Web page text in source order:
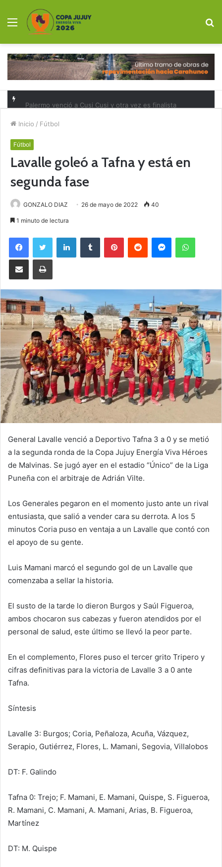
Menú
Inicio / Fútbol
Fútbol
Lavalle goleó a Tafna y está en
segunda fase
GONZALO DIAZ 26 de mayo de 2022 40
1 minuto de lectura
FacebookTwitter LinkedInTumblr PinterestReddit Messenger
Compartir por correo electrónicoImprimir
General Lavalle venció a Deportivo Tafna 3 a 0 y se metió
a la segunda ronda de la Copa Jujuy Energía Viva Héroes
de Malvinas. Se jugó ayer en el estadio “Único” de la Liga
Puneña con el arbitraje de Adrián Vilte.
Los Generales pegaron en el momento justo ante un rival
entusiasta, que salió a vender cara su derrota. A los 5
minutos Coria puso en ventaja a un Lavalle que contó con
el apoyo de su gente.
Luis Mamani marcó el segundo gol de un Lavalle que
comenzaba a sellar la historia.
El susto de la tarde lo dieron Burgos y Saúl Figueroa,
ambos chocaron sus cabezas y fueron atendidos por el
personal de salud, este último se llevó la peor parte.
En el complemento, Flores puso el tercer grito Tripero y
cifras definitivas para la victoria de Lavalle 3 a 0 ante
Tafna.
Síntesis
Lavalle 3: Burgos; Coria, Peñaloza, Acuña, Vázquez,
Serapio, Gutiérrez, Flores, L. Mamani, Segovia, Villalobos
DT: F. Galindo
Tafna 0: Trejo; F. Mamani, E. Mamani, Quispe, S. Figueroa,
R. Mamani, C. Mamani, A. Mamani, Arias, B. Figueroa,
Martínez
DT: M. Quispe